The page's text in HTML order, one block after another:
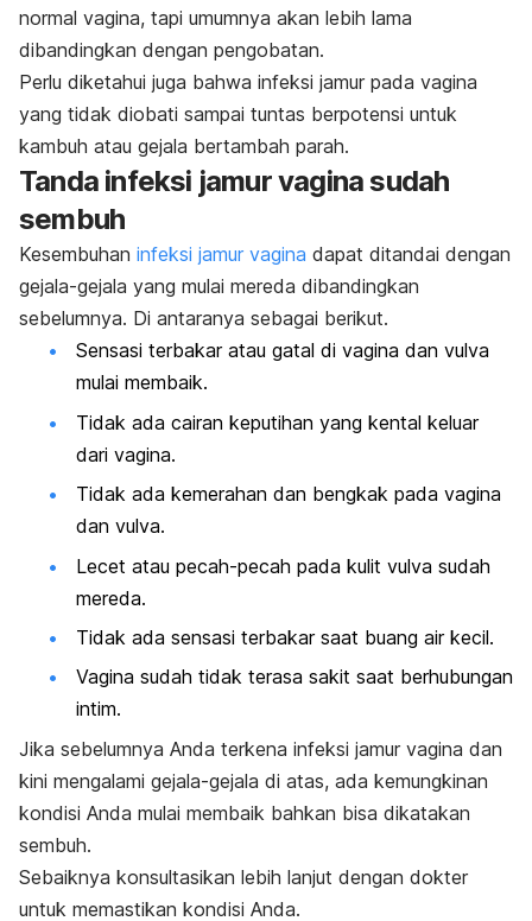
normal vagina, tapi umumnya akan lebih lama
dibandingkan dengan pengobatan.
Perlu diketahui juga bahwa infeksi jamur pada vagina
yang tidak diobati sampai tuntas berpotensi untuk
kambuh atau gejala bertambah parah.
Tanda infeksi jamur vagina sudah
sembuh
Kesembuhan infeksi jamur vagina dapat ditandai dengan
gejala-gejala yang mulai mereda dibandingkan
sebelumnya. Di antaranya sebagai berikut.
Sensasi terbakar atau gatal di vagina dan vulva
mulai membaik.
Tidak ada cairan keputihan yang kental keluar
dari vagina.
Tidak ada kemerahan dan bengkak pada vagina
dan vulva.
Lecet atau pecah-pecah pada kulit vulva sudah
mereda.
Tidak ada sensasi terbakar saat buang air kecil.
Vagina sudah tidak terasa sakit saat berhubungan
intim.
Jika sebelumnya Anda terkena infeksi jamur vagina dan
kini mengalami gejala-gejala di atas, ada kemungkinan
kondisi Anda mulai membaik bahkan bisa dikatakan
sembuh.
Sebaiknya konsultasikan lebih lanjut dengan dokter
untuk memastikan kondisi Anda.